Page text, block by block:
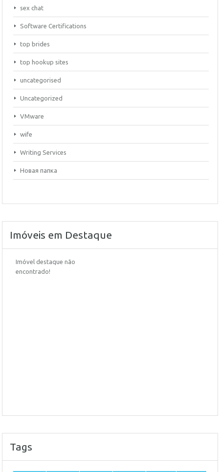
sex chat
Software Certifications
top brides
top hookup sites
uncategorised
Uncategorized
VMware
wife
Writing Services
Новая папка
Imóveis em Destaque
Imóvel destaque não
encontrado!
Tags